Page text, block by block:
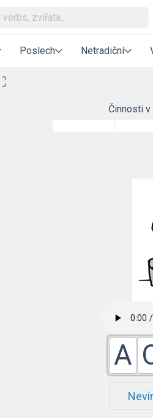
Poslech Netradiční
Činnosti
A